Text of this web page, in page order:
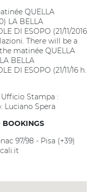
QUELLA
LA BELLA
DI ESOPO (21/11/2016
There will be a
matinée QUELLA
BELLA
DI ESOPO (21/11/16 h.
Stampa :
Luciano Spera
BOOKINGS
97/98 - Pisa (+39)